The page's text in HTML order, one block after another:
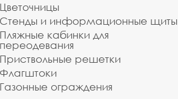
Цветочницы
Стенды и информационные щиты
Пляжные кабинки для
переодевания
Приствольные решетки
Флагштоки
Газонные ограждения